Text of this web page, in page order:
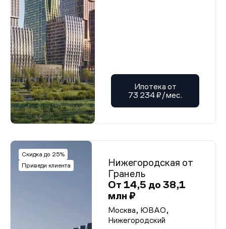
Ипотека от
73 234 ₽/мес.
Скидка до 25%
Приведи клиента
Нижегородская от
Гранель
От 14,5 до 38,1
млн ₽
Москва, ЮВАО,
Нижегородский